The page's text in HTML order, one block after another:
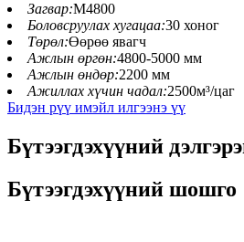
Загвар:M4800
Боловсруулах хугацаа:30 хоног
Төрөл:Өөрөө явагч
Ажлын өргөн:4800-5000 мм
Ажлын өндөр:2200 мм
Ажиллах хүчин чадал:2500м³/цаг
Бидэн рүү имэйл илгээнэ үү
Бүтээгдэхүүний
Бүтээгдэхүүний шошго